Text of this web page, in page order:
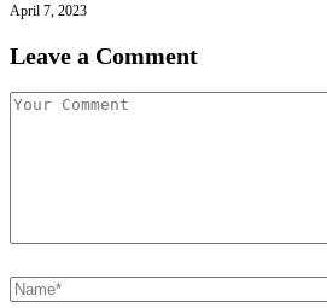
April 7, 2023
Leave a Comment